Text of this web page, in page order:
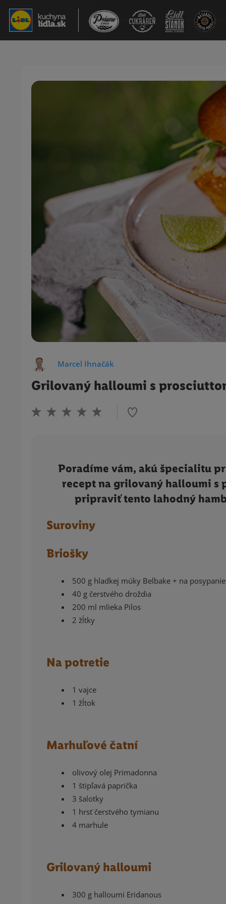
Marcel Ihnačák
Grilovaný halloumi s
Poradíme vám, akú špecialitu
recept na grilovaný halloumi s
pripraviť tento lahodný
Suroviny
Briošky
500 g hladkej múky Belbake + na posypanie
40 g čerstvého droždia
200 ml mlieka Pilos
2 žĺtky
Na potretie
1 vajce
1 žĺtok
Marhuľové čatní
olivový olej Primadonna
1 štipľavá paprička
3 šalotky
1 hrsť čerstvého tymianu
4 marhule
Grilovaný halloumi
300 g halloumi Eridanous